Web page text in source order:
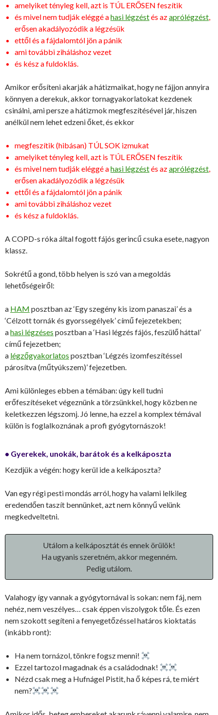
amelyiket tényleg kell, azt is TÚL ERŐSEN feszítik
és mivel nem tudják eléggé ahasi légzéstés azaprólégzést,
erősen akadályozódik a légzésük
ettől és a fájdalomtól jön a pánik
ami további ziháláshoz vezet
és kész a fuldoklás.
Amikor erősíteni akarják a hátizmaikat, hogy ne fájjon annyira
könnyen a derekuk, akkor tornagyakorlatokat kezdenek
csinálni, ami persze a hátizmok megfeszítésével jár, hiszen
anélkül nem lehet edzeni őket, és ekkor
megfeszítik (hibásan) TÚL SOK izmukat
amelyiket tényleg kell, azt is TÚL ERŐSEN feszítik
és mivel nem tudják eléggé ahasi légzéstés azaprólégzést,
erősen akadályozódik a légzésük
ettől és a fájdalomtól jön a pánik
ami további ziháláshoz vezet
és kész a fuldoklás.
A COPD-s róka által fogott fájós gerincű csuka esete, nagyon
klassz.
Sokrétű a gond, több helyen is szó van a megoldás
lehetőségeiről:
a HAM posztban az ‘Egy szegény kis izom panaszai’ és a
‘Célzott tornák és gyorssegélyek’ című fejezetekben;
ahasi légzéses posztban a ‘Hasi légzés fájós, feszülő háttal’
című fejezetben;
a légzőgyakorlatos posztban ‘Légzés izomfeszítéssel
párosítva (műtyúkszem)’ fejezetben.
Ami különleges ebben a témában: úgy kell tudni
erőfeszítéseket végeznünk a törzsünkkel, hogy közben ne
keletkezzen légszomj. Jó lenne, ha ezzel a komplex témával
külön is foglalkoznának a profi gyógytornászok!
• Gyerekek, unokák, barátok és a kelkáposzta
Kezdjük a végén: hogy kerül ide a kelkáposzta?
Van egy régi pesti mondás arról, hogy ha valami lelkileg
eredendően taszít bennünket, azt nem könnyű velünk
megkedveltetni.
Utálom a kelkáposztát és ennek örülök!
Ha ugyanis szeretném, akkor megenném.
Pedig utálom.
Valahogy így vannak a gyógytornával is sokan: nem fáj, nem
nehéz, nem veszélyes… csak éppen viszolygok tőle. És ezen
nem szokott segíteni a fenyegetőzéssel határos kioktatás
(inkább ront):
Ha nem tornázol, tönkre fogsz menni!
Ezzel tartozol magadnak és a családodnak!
Nézd csak meg a Hufnágel Pistit, ha ő képes rá, te miért
nem?